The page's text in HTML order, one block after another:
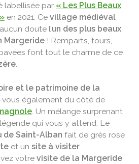
labellisée par « Les Plus Beaux
en 2021. Ce village médiéval
doute l’un des plus beaux
Margeride ! Remparts, tours,
font tout le charme de ce
.
et le patrimoine de la
vous également du côté de
. Un mélange surprenant
légende qui vous y attend. Le
de Saint-Alban fait de grès rose
et un site à visiter
votre visite de la Margeride